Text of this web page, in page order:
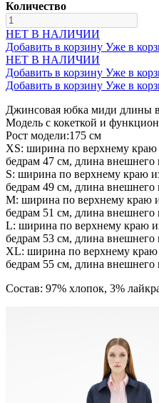
Количество
НЕТ В НАЛИЧИИ
Добавить в корзину Уже в
НЕТ В НАЛИЧИИ
Добавить в корзину Уже в
Добавить в корзину Уже в
Джинсовая юбка миди длины
Модель с кокеткой и
Рост модели:175 см
XS: ширина по верхнему
бедрам 47 см, длина внешнего
S: ширина по верхнему краю
бедрам 49 см, длина внешнего
М: ширина по верхнему краю
бедрам 51 см, длина внешнего
L: ширина по верхнему краю
бедрам 53 см, длина внешнего
ХL: ширина по верхнему
бедрам 55 см, длина внешнего
Состав: 97% хлопок, 3%